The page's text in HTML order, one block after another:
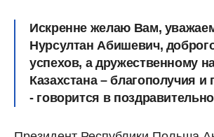
Искренне желаю Вам,
Нурсултан Абишевич,
успехов, а дружественному
Казахстана – благополучия и
- говорится в